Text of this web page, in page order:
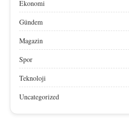
Ekonomi
Gündem
Magazin
Spor
Teknoloji
Uncategorized